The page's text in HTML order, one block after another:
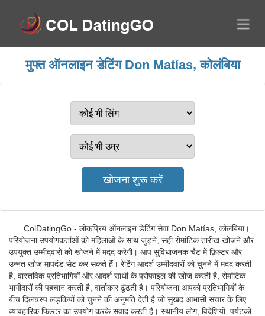
मुफ्त ऑनलाइन डेटिंग Don Matías, कोलंबिया
ColDatingGo - लोकप्रिय ऑनलाइन डेटिंग सेवा Don Matías, कोलंबिया।
परियोजना उपयोगकर्ताओं को महिलाओं के साथ जुड़ने, सही रोमांटिक तारीख खोजने और
उपयुक्त उम्मीदवारों को खोजने में मदद करेगी। आप सुविधाजनक चैट में फ़िल्टर और
उन्नत खोज मापदंड सेट कर सकते हैं। रेटिंग आदर्श उम्मीदवारों को चुनने में मदद करती
है, वास्तविक प्रतिभागियों और आदर्श साथी के प्रोफाइल की खोज करती है, रोमांटिक
भागीदारों की पहचान करती है, वार्ताकार ढूंढती है। परियोजना आपको प्रतिभागियों के
बीच दिलचस्प लड़कियों को चुनने की अनुमति देती है जो सुखद आभासी संचार के लिए
व्यावहारिक फिल्टर का उपयोग करके संवाद करती हैं। स्थानीय लोग, विदेशियों, पर्यटकों